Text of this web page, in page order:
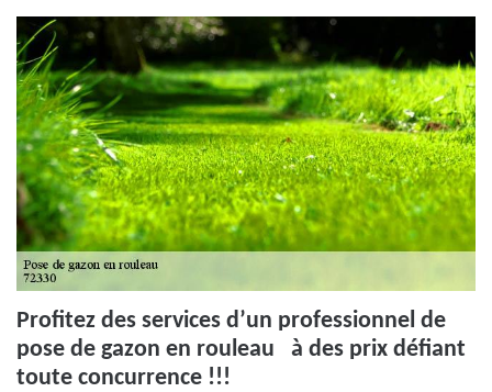
Profitez des services d’un professionnel de
pose de gazon en rouleau à des prix défiant
toute concurrence !!!